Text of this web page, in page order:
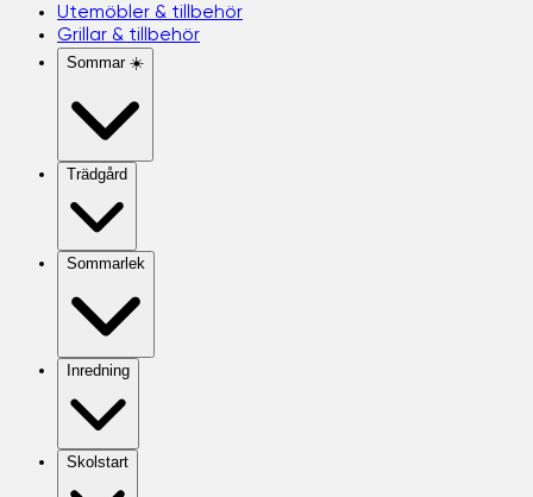
Utemöbler & tillbehör
Grillar & tillbehör
Sommar ☀️
Trädgård
Sommarlek
Inredning
Skolstart